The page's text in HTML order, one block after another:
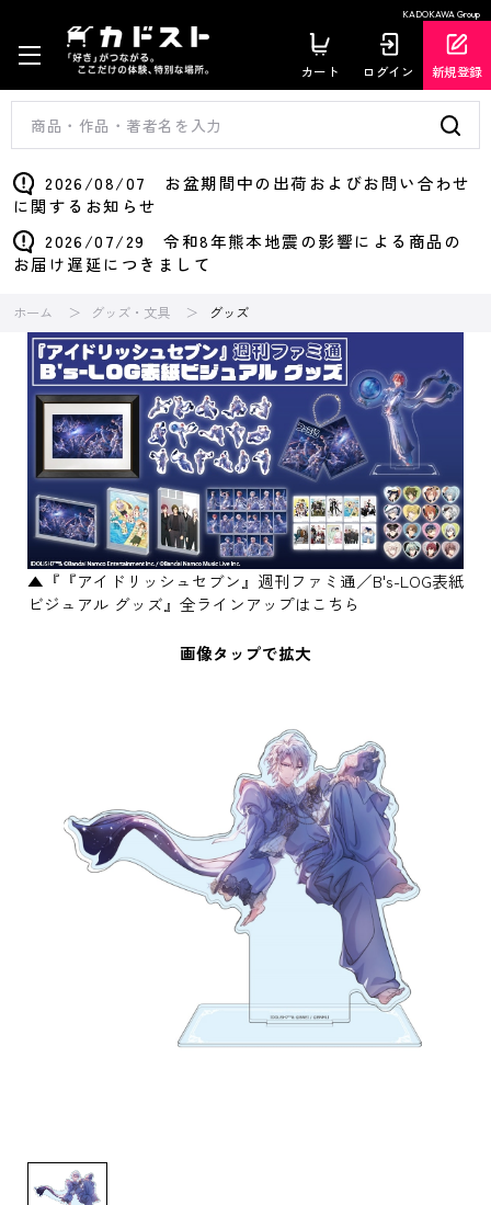
KADOKAWA Group
カート ログイン 新規登録
2026/08/07 お盆期間中の出荷およびお問い合わせ
に関するお知らせ
2026/07/29 令和8年熊本地震の影響による商品の
お届け遅延につきまして
ホーム グッズ・文具 グッズ
▲『『アイドリッシュセブン』週刊ファミ通／B's-LOG表紙
ビジュアル グッズ』全ラインアップはこちら
画像タップで拡大